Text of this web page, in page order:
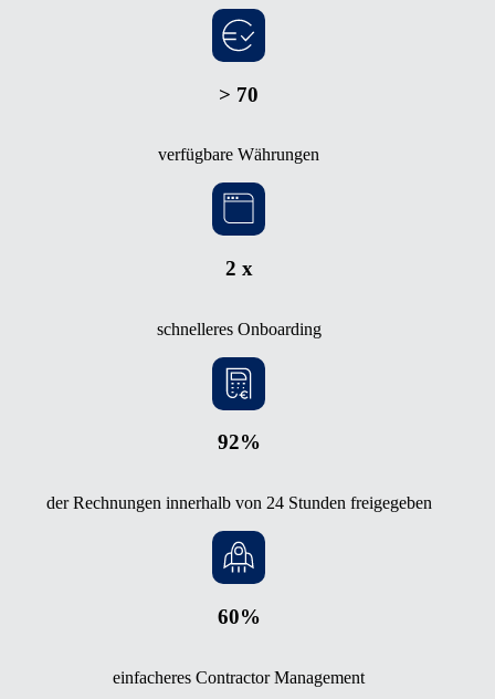
> 70
verfügbare Währungen
2 x
schnelleres Onboarding
92%
der Rechnungen innerhalb von 24 Stunden freigegeben
60%
einfacheres Contractor Management